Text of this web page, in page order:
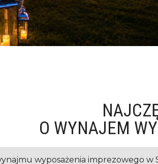
O WYNAJEM
wyposażenia imprezowego w